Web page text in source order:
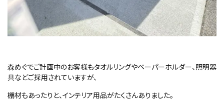
森めぐでご計画中のお客様もタオルリングやペーパーホルダー、照明器
具などご採用されていますが、
棚材もあったりと、インテリア用品がたくさんありました。